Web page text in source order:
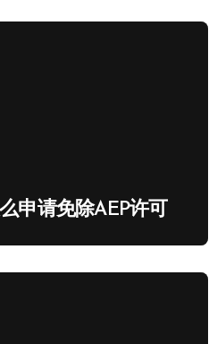
申请免除AEP许可